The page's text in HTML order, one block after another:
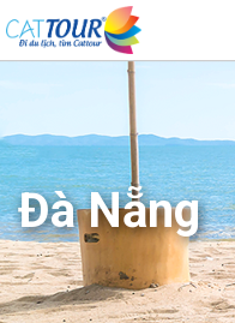
Đà Nẵng